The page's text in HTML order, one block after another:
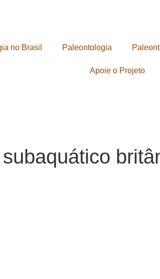
no Brasil Paleontologia
Apoie o Projeto